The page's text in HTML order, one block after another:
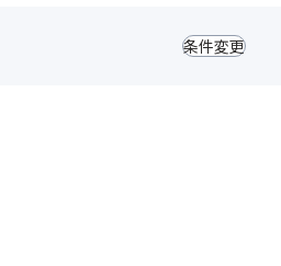
条件変更